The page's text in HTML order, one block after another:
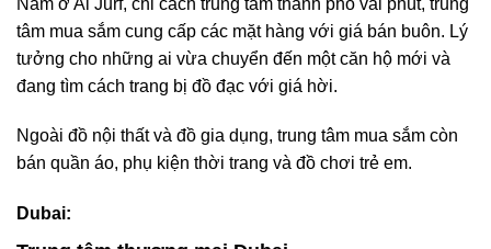
tâm mua sắm cung cấp các mặt hàng với giá bán buôn. Lý
tưởng cho những ai vừa chuyển đến một căn hộ mới và
đang tìm cách trang bị đồ đạc với giá hời.
Ngoài đồ nội thất và đồ gia dụng, trung tâm mua sắm còn
bán quần áo, phụ kiện thời trang và đồ chơi trẻ em.
Dubai: